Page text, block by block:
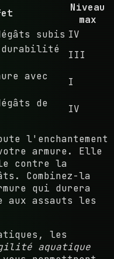
Niveau
max
subis IV
durabilité
III
avec
I
de
IV
l'enchantement
armure. Elle
contre la
Combinez-la
qui durera
aux assauts les
les
aquatique